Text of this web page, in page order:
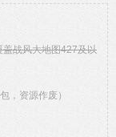
战风大地图427及以
，资源作废）